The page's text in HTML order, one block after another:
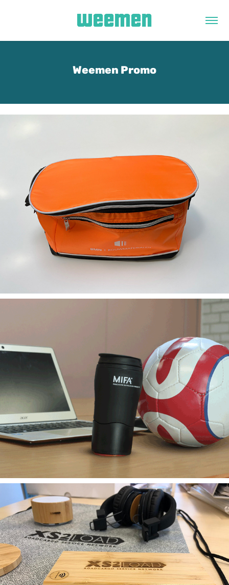
Weemen Promo
Weemen Promo
Draagtassen & Rugzakken
Drinkflessen & Mokken
USB & Elektronica